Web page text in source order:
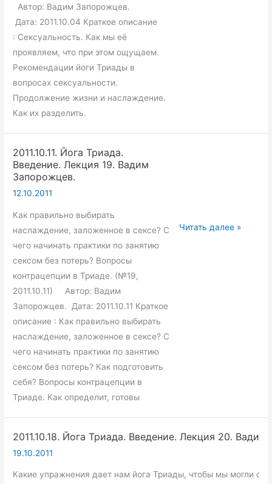
Автор: Вадим Запорожцев.
Дата: 2011.10.04 Краткое описание
: Сексуальность. Как мы её
проявляем, что при этом ощущаем.
Рекомендации йоги Триады в
вопросах сексуальности.
Продолжение жизни и наслаждение.
Как их разделить.
2011.10.11. Йога Триада.
Введение. Лекция 19. Вадим
Запорожцев.
12.10.2011
Как правильно выбирать
наслаждение, заложенное в сексе? С
чего начинать практики по занятию
сексом без потерь? Вопросы
контрацепции в Триаде. (№19,
2011.10.11) Автор: Вадим
Запорожцев. Дата: 2011.10.11 Краткое
описание : Как правильно выбирать
наслаждение, заложенное в сексе? С
чего начинать практики по занятию
сексом без потерь? Как подготовить
себя? Вопросы контрацепции в
Триаде. Как определит, готовы
2011.10.11.
Читать далее »
2011.10.18. Йога Триада. Введение. Лекция 20.
19.10.2011
Какие упражнения дает нам йога Триады, чтобы мы могли